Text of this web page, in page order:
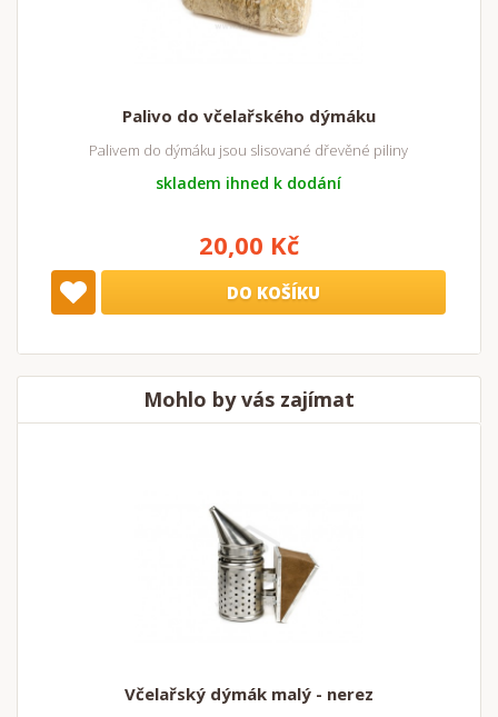
Palivo do včelařského dýmáku
Palivem do dýmáku jsou slisované dřevěné piliny
skladem ihned k dodání
20,00 Kč
DO KOŠÍKU
Mohlo by vás zajímat
Včelařský dýmák malý - nerez